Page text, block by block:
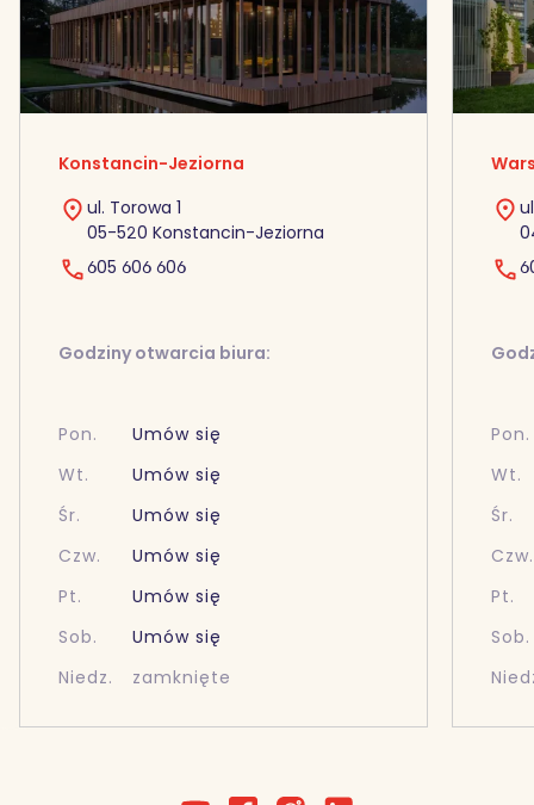
Konstancin-Jeziorna
ul. Torowa 1
05-520 Konstancin-Jeziorna
605 606 606
Godziny otwarcia biura:
Pon.
Umów się
Wt.
Umów się
Śr.
Umów się
Czw.
Umów się
Pt.
Umów się
Sob.
Umów się
Niedz.
zamknięte
Pon.
Wt.
Śr.
Czw.
Pt.
Sob.